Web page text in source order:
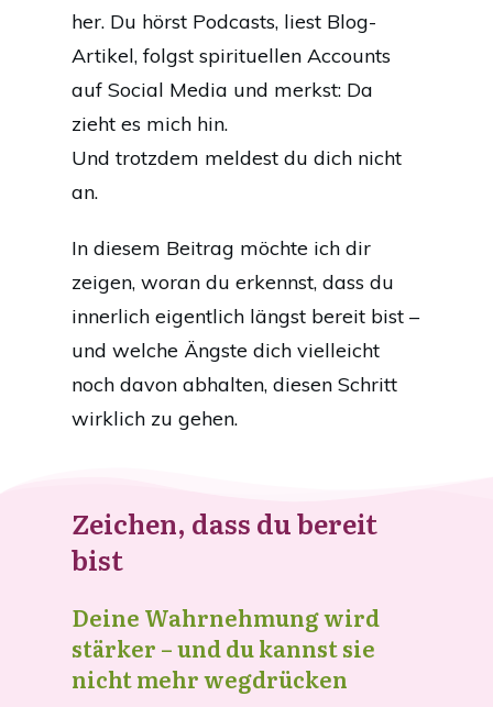
her. Du hörst Podcasts, liest Blog-
Artikel, folgst spirituellen Accounts
auf Social Media und merkst: Da
zieht es mich hin.
Und trotzdem meldest du dich nicht
an.
In diesem Beitrag möchte ich dir
zeigen, woran du erkennst, dass du
innerlich eigentlich längst bereit bist –
und welche Ängste dich vielleicht
noch davon abhalten, diesen Schritt
wirklich zu gehen.
Zeichen, dass du bereit
bist
Deine Wahrnehmung wird
stärker – und du kannst sie
nicht mehr wegdrücken